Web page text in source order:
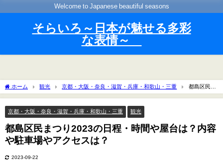
Welcome to Japanese beautiful seasons
そらいろ～日本が魅せる多彩
な表情～
ホーム 観光 京都・大阪・奈良・滋賀・兵庫・和歌山・三重
都島区民ま
つり2023の日程・時間や屋台は？内容や駐車場やアクセスは？
京都・大阪・奈良・滋賀・兵庫・和歌山・三重 観光
都島区民まつり2023の日程・時間や屋台は？内容
や駐車場やアクセスは？
2023-09-22